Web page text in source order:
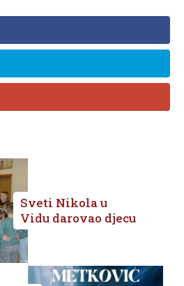
Sveti Nikola u
Vidu darovao djecu